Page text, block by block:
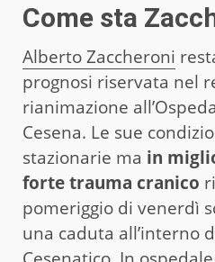
Come sta
Alberto Zaccheroni
prognosi riservata nel
rianimazione
Cesena. Le sue
stazionarie ma in
forte trauma cranico
pomeriggio di venerdì
una caduta all’interno